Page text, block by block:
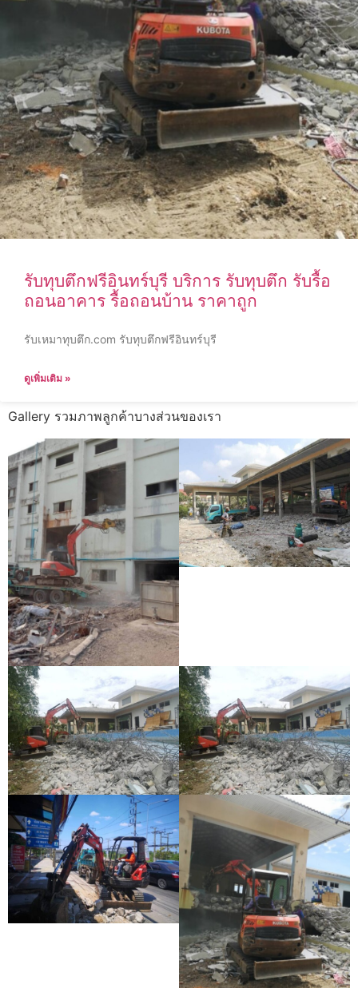
รับทุบตึกฟรีอินทร์บุรี บริการ รับทุบตึก รับรื้อ
ถอนอาคาร รื้อถอนบ้าน ราคาถูก
รับเหมาทุบตึก.com รับทุบตึกฟรีอินทร์บุรี
ดูเพิ่มเติม »
Gallery รวมภาพลูกค้าบางส่วนของเรา